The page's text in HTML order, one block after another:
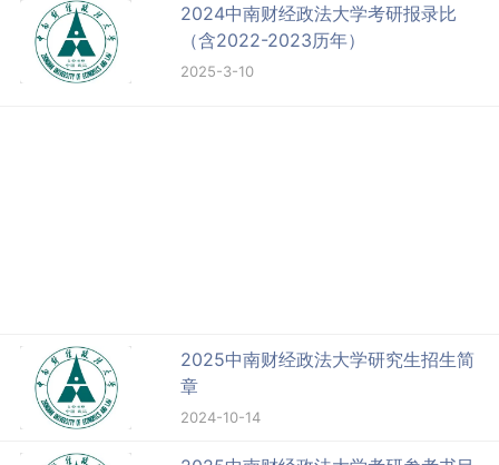
2024中南财经政法大学考研报录比
（含2022-2023历年）
2025-3-10
2025中南财经政法大学研究生招生简
章
2024-10-14